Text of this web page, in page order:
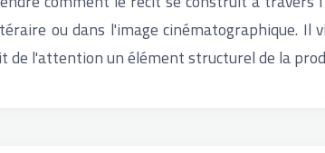
ou dans l'image cinématographique.
de l'attention un élément structurel de la